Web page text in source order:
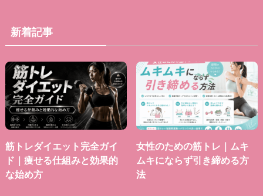
新着記事
筋トレダイエット完全ガイ
ド｜痩せる仕組みと効果的
な始め方
女性のための筋トレ｜ムキ
ムキにならず引き締める方
法